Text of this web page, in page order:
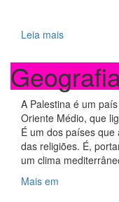
Leia mais
A Palestina é um
Oriente Médio, que
É um dos países
das religiões. É,
um clima
Mais em